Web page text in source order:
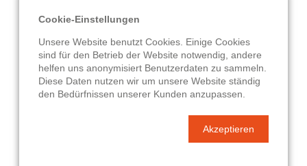
Vokabelsammlungen zu allen
gängigen Kurs- und Schulbüchern.
Von über 11.000 Lehrkräften
empfohlen, ideal für Schule,
Studium und Erwachsenenbildung.
Cookie-Einstellungen
Unsere Website benutzt Cookies. Einige Cookies
sind für den Betrieb der Website notwendig, andere
helfen uns anonymisiert Benutzerdaten zu sammeln.
Diese Daten nutzen wir um unsere Website ständig
den Bedürfnissen unserer Kunden anzupassen.
Akzeptieren